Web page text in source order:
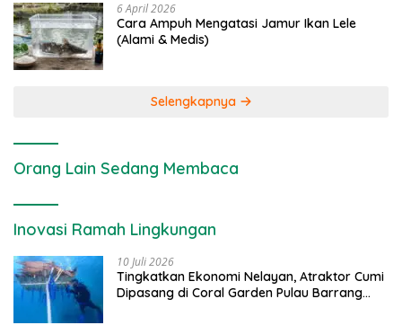
6 April 2026
Cara Ampuh Mengatasi Jamur Ikan Lele
(Alami & Medis)
Selengkapnya
Orang Lain Sedang Membaca
Inovasi Ramah Lingkungan
10 Juli 2026
Tingkatkan Ekonomi Nelayan, Atraktor Cumi
Dipasang di Coral Garden Pulau Barrang